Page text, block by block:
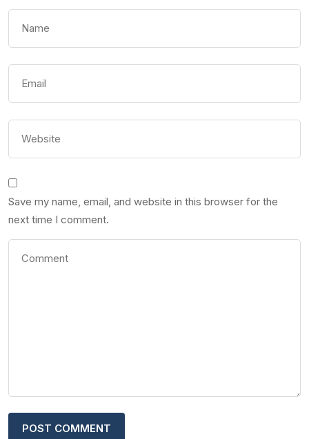
Save my name, email, and website in this browser for the
next time I comment.